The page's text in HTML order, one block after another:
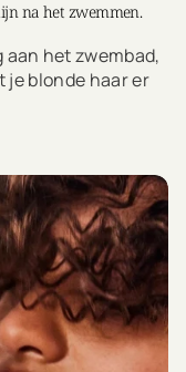
na het zwemmen.
het zwembad,
je blonde haar er